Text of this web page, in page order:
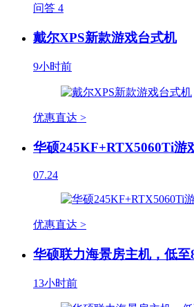
问答 4
戴尔XPS新款游戏台式机
9小时前
优惠直达 >
华硕245KF+RTX5060Ti游
07.24
优惠直达 >
华硕联力海景房主机，低至
13小时前